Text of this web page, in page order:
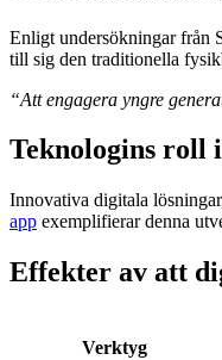
Enligt undersökningar från
till sig den traditionella
“Att engagera yngre
Teknologins roll
Innovativa digitala
app exemplifierar denna
Effekter av att
Verktyg